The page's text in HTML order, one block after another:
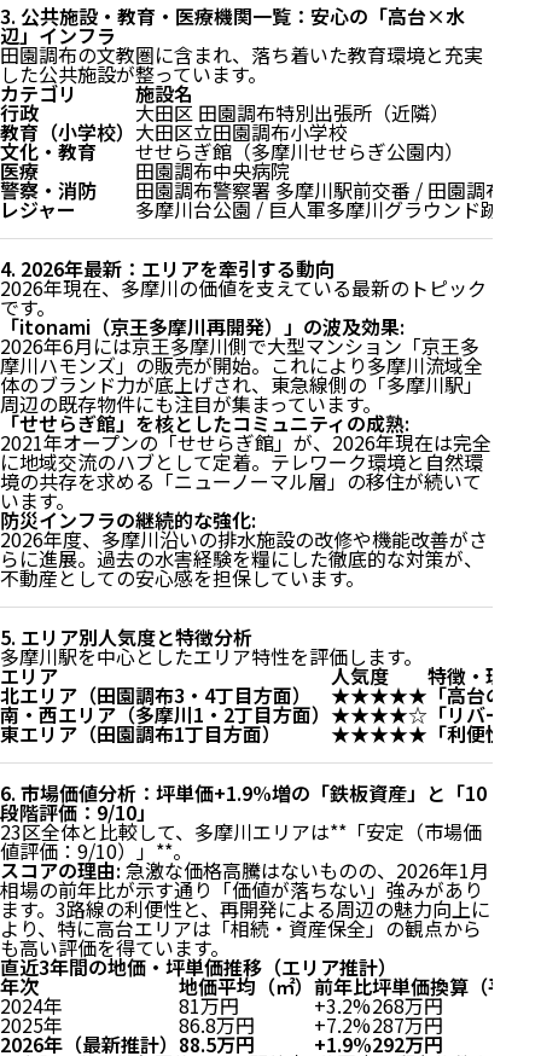
3. 公共施設・教育・医療機関一覧：安心の「高台×水
辺」インフラ
田園調布の文教圏に含まれ、落ち着いた教育環境と充実
した公共施設が整っています。
カテゴリ 施設名
行政 大田区 田園調布特別出張所（近隣）
教育（小学校） 大田区立田園調布小学校
文化・教育 せせらぎ館（多摩川せせらぎ公園内）
医療 田園調布中央病院
警察・消防 田園調布警察署 多摩川駅前交番 / 田園調布消
レジャー 多摩川台公園 / 巨人軍多摩川グラウンド跡
4. 2026年最新：エリアを牽引する動向
2026年現在、多摩川の価値を支えている最新のトピック
です。
「itonami（京王多摩川再開発）」の波及効果:
2026年6月には京王多摩川側で大型マンション「京王多
摩川ハモンズ」の販売が開始。これにより多摩川流域全
体のブランド力が底上げされ、東急線側の「多摩川駅」
周辺の既存物件にも注目が集まっています。
「せせらぎ館」を核としたコミュニティの成熟:
2021年オープンの「せせらぎ館」が、2026年現在は完全
に地域交流のハブとして定着。テレワーク環境と自然環
境の共存を求める「ニューノーマル層」の移住が続いて
います。
防災インフラの継続的な強化:
2026年度、多摩川沿いの排水施設の改修や機能改善がさ
らに進展。過去の水害経験を糧にした徹底的な対策が、
不動産としての安心感を担保しています。
5. エリア別人気度と特徴分析
多摩川駅を中心としたエリア特性を評価します。
エリア 人気度 特徴・理由
北エリア（田園調布3・4丁目方面） ★★★★★「高台の邸
南・西エリア（多摩川1・2丁目方面） ★★★★☆ 「リバーサ
東エリア（田園調布1丁目方面） ★★★★★ 「利便性と
6. 市場価値分析：坪単価+1.9%増の「鉄板資産」と「10
段階評価：9/10」
23区全体と比較して、多摩川エリアは**「安定（市場価
値評価：9/10）」**。
スコアの理由:急激な価格高騰はないものの、2026年1月
相場の前年比が示す通り「価値が落ちない」強みがあり
ます。3路線の利便性と、再開発による周辺の魅力向上に
より、特に高台エリアは「相続・資産保全」の観点から
も高い評価を得ています。
直近3年間の地価・坪単価推移（エリア推計）
年次 地価平均（㎡）前年比坪単価換算（平均
2024年 81万円 +3.2%268万円
2025年 86.8万円 +7.2%287万円
2026年（最新推計） 88.5万円 +1.9%292万円